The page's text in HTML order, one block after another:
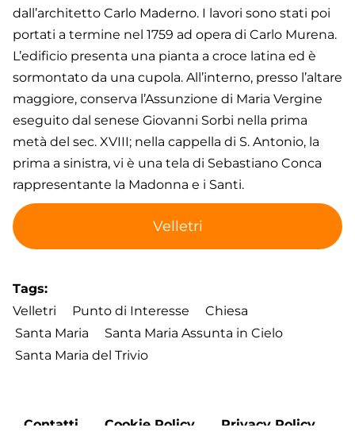
dall’architetto Carlo Maderno. I lavori sono stati poi
portati a termine nel 1759 ad opera di Carlo Murena.
L’edificio presenta una pianta a croce latina ed è
sormontato da una cupola. All’interno, presso l’altare
maggiore, conserva l’Assunzione di Maria Vergine
eseguito dal senese Giovanni Sorbi nella prima
metà del sec. XVIII; nella cappella di S. Antonio, la
prima a sinistra, vi è una tela di Sebastiano Conca
rappresentante la Madonna e i Santi.
Velletri
Tags
Velletri
Punto di Interesse
Chiesa
Santa Maria
Santa Maria Assunta in Cielo
Santa Maria del Trivio
Footer
Contatti Cookie Policy Privacy Policy